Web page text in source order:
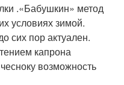
.«Бабушкин» метод
условиях зимой.
сих пор актуален.
капрона
возможность